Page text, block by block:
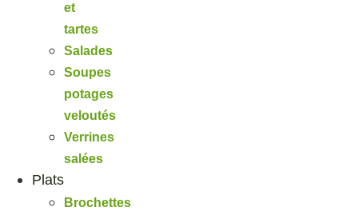
et
tartes
Salades
Soupes
potages
veloutés
Verrines
salées
Plats
Brochettes